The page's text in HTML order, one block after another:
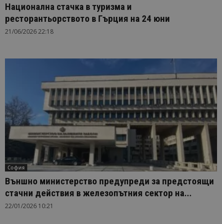
Национална стачка в туризма и
ресторантьорството в Гърция на 24 юни
21/06/2026 22:18
София
Външно министерство предупреди за предстоящи
стачни действия в железопътния сектор на...
22/01/2026 10:21